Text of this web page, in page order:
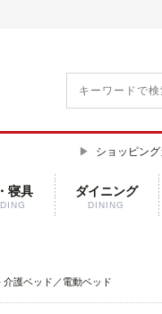
ショッピン
寝具 ダイニング
DINING
介護ベッド／電動ベッド